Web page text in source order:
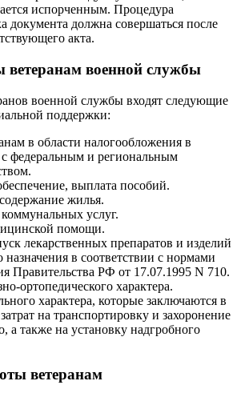
испорченным. Процедура
документа должна совершаться после
акта.
ветеранам военной службы
военной службы входят следующие
поддержки:
в области налогообложения в
с федеральным и региональным
выплата пособий.
жилья.
услуг.
помощи.
лекарственных препаратов и изделий
назначения в соответствии с нормами
Правительства РФ от 17.07.1995 N 710.
ортопедического характера.
характера, которые заключаются в
на транспортировку и захоронение
а также на установку надгробного
ветеранам